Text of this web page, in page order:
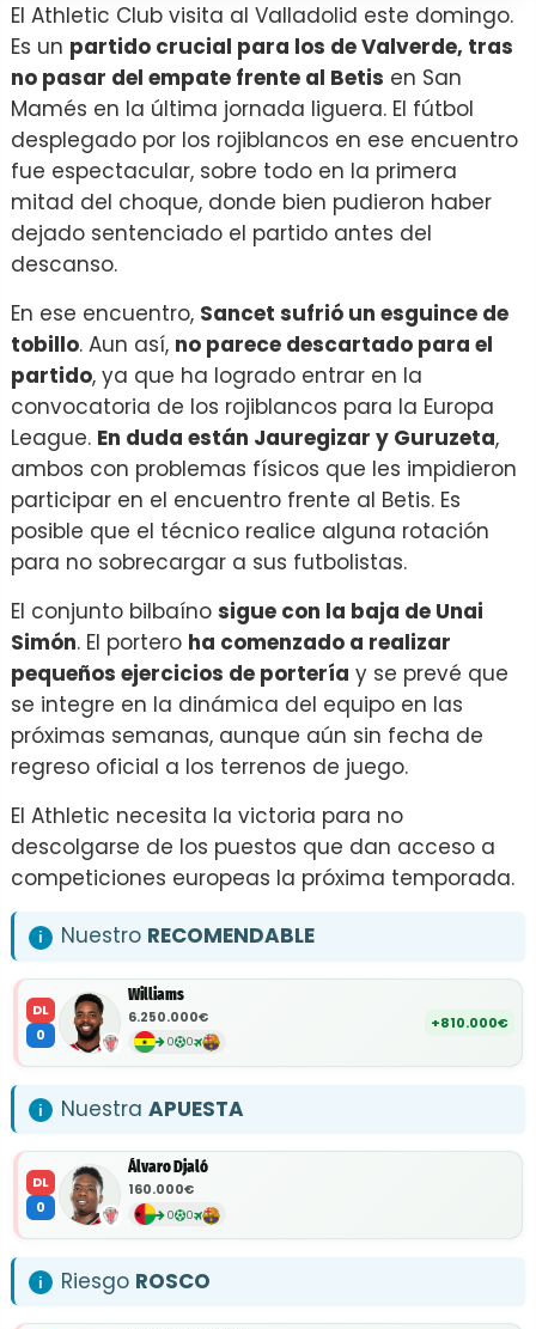
El Athletic Club visita al Valladolid este domingo.
Es un partido crucial para los de Valverde, tras
no pasar del empate frente al Betis en San
Mamés en la última jornada liguera. El fútbol
desplegado por los rojiblancos en ese encuentro
fue espectacular, sobre todo en la primera
mitad del choque, donde bien pudieron haber
dejado sentenciado el partido antes del
descanso.
En ese encuentro, Sancet sufrió un esguince de
tobillo. Aun así, no parece descartado para el
partido, ya que ha logrado entrar en la
convocatoria de los rojiblancos para la Europa
League. En duda están Jauregizar y Guruzeta,
ambos con problemas físicos que les impidieron
participar en el encuentro frente al Betis. Es
posible que el técnico realice alguna rotación
para no sobrecargar a sus futbolistas.
El conjunto bilbaíno sigue con la baja de Unai
Simón. El portero ha comenzado a realizar
pequeños ejercicios de portería y se prevé que
se integre en la dinámica del equipo en las
próximas semanas, aunque aún sin fecha de
regreso oficial a los terrenos de juego.
El Athletic necesita la victoria para no
descolgarse de los puestos que dan acceso a
competiciones europeas la próxima temporada.
Nuestro RECOMENDABLE
DL
0
Williams
6.250.000€
0 0
+810.000€
Nuestra APUESTA
DL
0
Álvaro Djaló
160.000€
0 0
Riesgo ROSCO